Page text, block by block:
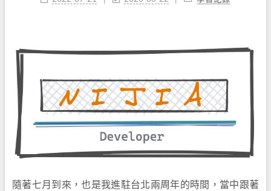
隨著七月到來，也是我進駐台北兩周年的時間，當中跟著